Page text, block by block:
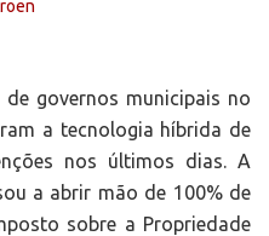
governos municipais no
a tecnologia híbrida de
nos últimos dias. A
a abrir mão de 100% de
sobre a Propriedade